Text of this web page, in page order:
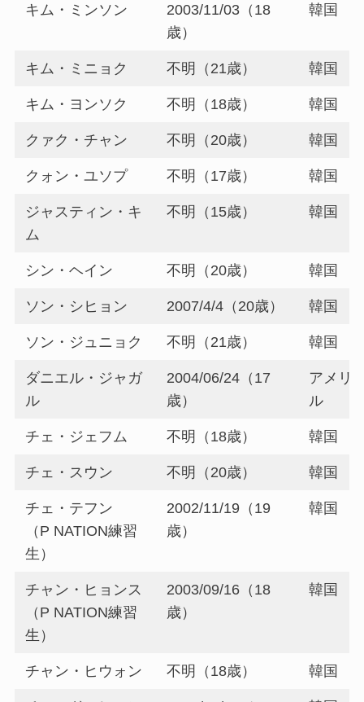
キム・ミンソン
2003/11/03（18
歳）
韓国
キム・ミニョク 不明（21歳） 韓国
キム・ヨンソク 不明（18歳） 韓国
クァク・チャン 不明（20歳） 韓国
クォン・ユソプ 不明（17歳） 韓国
ジャスティン・キ
ム
不明（15歳） 韓国
シン・ヘイン 不明（20歳） 韓国
ソン・シヒョン 2007/4/4（20歳） 韓国
ソン・ジュニョク 不明（21歳） 韓国
ダニエル・ジャガ
ル
2004/06/24（17
歳）
アメリ
ル
チェ・ジェフム 不明（18歳） 韓国
チェ・スウン 不明（20歳） 韓国
チェ・テフン
（P NATION練習
生）
2002/11/19（19
歳）
韓国
チャン・ヒョンス
（P NATION練習
生）
2003/09/16（18
歳）
韓国
チャン・ヒウォン 不明（18歳） 韓国